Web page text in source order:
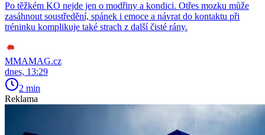
Po těžkém KO nejde jen o modřiny a kondici. Otřes mozku může
zasáhnout soustředění, spánek i emoce a návrat do kontaktu při
tréninku komplikuje také strach z další čisté rány.
MMAMAG.cz
dnes, 13:29
2 min
Reklama